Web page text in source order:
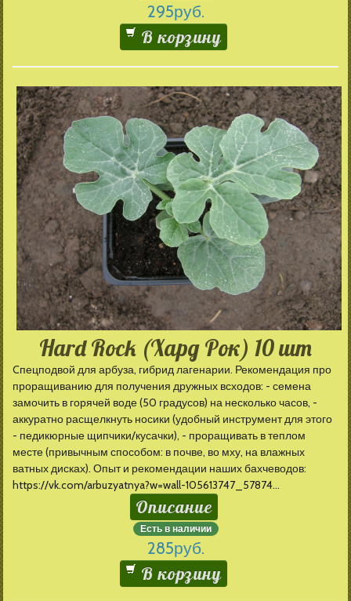
295руб.
В корзину
Hard Rock (Хард Рок) 10 шт
Cпецподвой для арбуза, гибрид лагенарии. Рекомендация про
проращиванию для получения дружных всходов: - семена
замочить в горячей воде (50 градусов) на несколько часов, -
аккуратно расщелкнуть носики (удобный инструмент для этого
- педикюрные щипчики/кусачки), - проращивать в теплом
месте (привычным способом: в почве, во мху, на влажных
ватных дисках). Опыт и рекомендации наших бахчеводов:
https://vk.com/arbuzyatnya?w=wall-105613747_57874...
Описание
Есть в наличии
285руб.
В корзину